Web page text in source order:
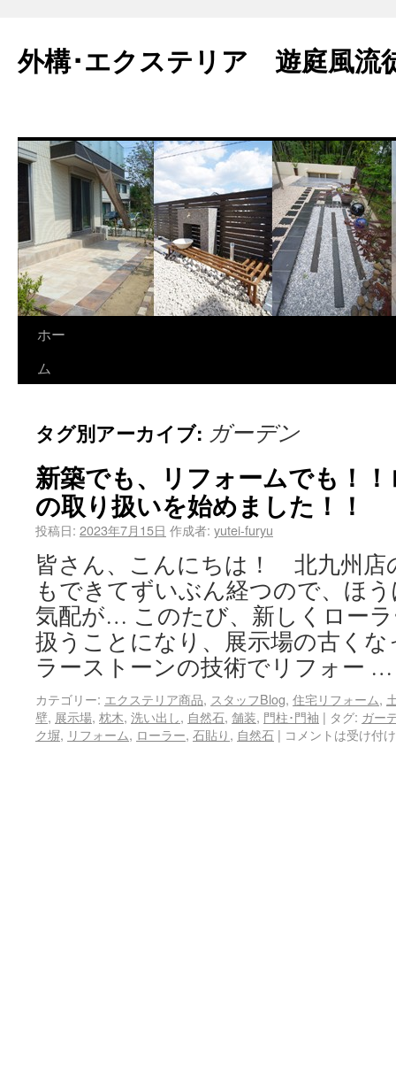
外構･エクステリア 遊庭風流
ホー
ム
タグ別アーカイブ: ガーデン
新築でも、リフォームでも！
の取り扱いを始めました！！
投稿日: 2023年7月15日 作成者: yutei-furyu
皆さん、こんにちは！ 北九州店
もできてずいぶん経つので、ほ
気配が… このたび、新しくロー
扱うことになり、展示場の古く
ラーストーンの技術でリフォー
カテゴリー: エクステリア商品, スタッフBlog, 住宅リフォーム,
壁, 展示場, 枕木, 洗い出し, 自然石, 舗装, 門柱･門袖 | タグ: ガー
ク塀, リフォーム, ローラー, 石貼り, 自然石 | コメントは受け付